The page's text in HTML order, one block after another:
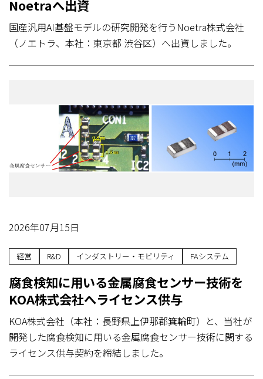
Noetraへ出資
国産汎用AI基盤モデルの研究開発を行うNoetra株式会社
（ノエトラ、本社：東京都 渋谷区）へ出資しました。
2026年07月15日
経営 R&D インダストリー・モビリティ FAシステム
腐食検知に用いる金属腐食センサー技術を
KOA株式会社へライセンス供与
KOA株式会社（本社：長野県上伊那郡箕輪町）と、当社が
開発した腐食検知に用いる金属腐食センサー技術に関する
ライセンス供与契約を締結しました。